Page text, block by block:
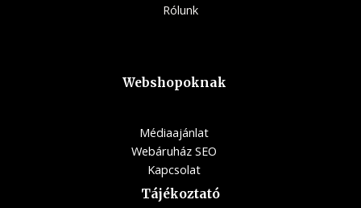
Rólunk
Webshopoknak
Médiaajánlat
Webáruház SEO
Kapcsolat
Tájékoztató